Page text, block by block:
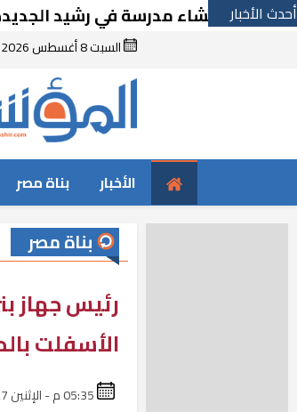
أحدث الأخباربإنشاء مدرسة في رشيد الجديدة
السبت 8 أغسطس 2026
الأخبار بناة مصر
بناة مصر
رئيس جهاز
الأسفلت